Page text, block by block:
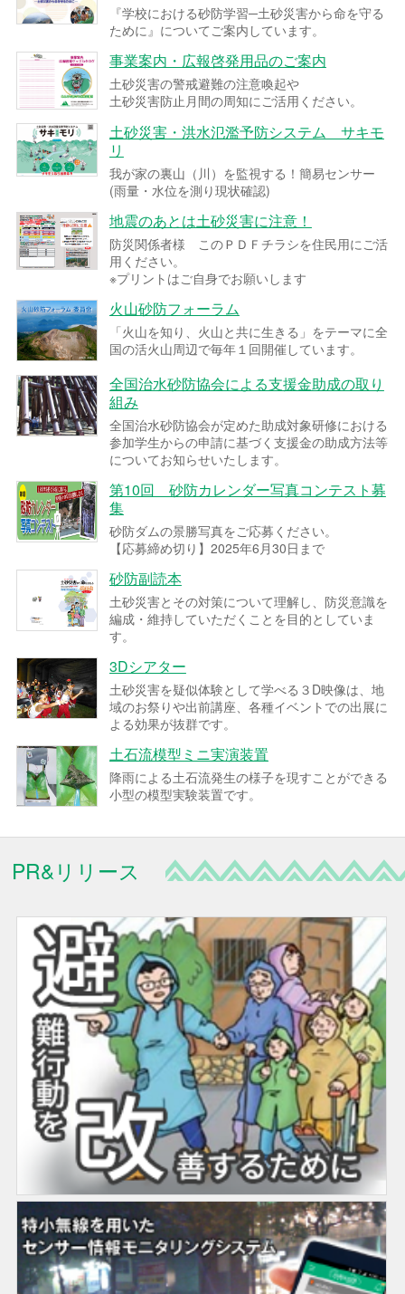
『学校における砂防学習─土砂災害から命を守る
ために』についてご案内しています。
事業案内・広報啓発用品のご案内
土砂災害の警戒避難の注意喚起や
土砂災害防止月間の周知にご活用ください。
土砂災害・洪水氾濫予防システム サキモ
リ
我が家の裏山（川）を監視する！簡易センサー
(雨量・水位を測り現状確認)
地震のあとは土砂災害に注意！
防災関係者様 このＰＤＦチラシを住民用にご活
用ください。
※プリントはご自身でお願いします
火山砂防フォーラム
「火山を知り、火山と共に生きる」をテーマに全
国の活火山周辺で毎年１回開催しています。
全国治水砂防協会による支援金助成の取り
組み
全国治水砂防協会が定めた助成対象研修における
参加学生からの申請に基づく支援金の助成方法等
についてお知らせいたします。
第10回 砂防カレンダー写真コンテスト募
集
砂防ダムの景勝写真をご応募ください。
【応募締め切り】2025年6月30日まで
砂防副読本
土砂災害とその対策について理解し、防災意識を
編成・維持していただくことを目的としていま
す。
3Dシアター
土砂災害を疑似体験として学べる３D映像は、地
域のお祭りや出前講座、各種イベントでの出展に
よる効果が抜群です。
土石流模型ミニ実演装置
降雨による土石流発生の様子を現すことができる
小型の模型実験装置です。
PR&リリース